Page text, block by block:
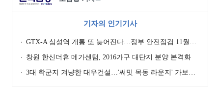
기자의 인기기사
GTX-A 삼성역 개통 또 늦어진다…정부 안전점검 11월까지 확대
창원 한신더휴 메가센텀, 2016가구 대단지 분양 본격화
3대 학군지 겨냥한 대우건설…'써밋 목동 라운지' 가보니 [현장]